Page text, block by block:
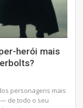
herói mais
personagens mais
de todo o seu